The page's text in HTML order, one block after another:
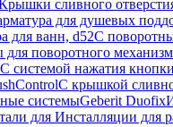
сливного
для душевых
для ванн, d52С
поворотного
системой нажатия
С крышкой
системыGeberit Duofix
для Инсталляции для